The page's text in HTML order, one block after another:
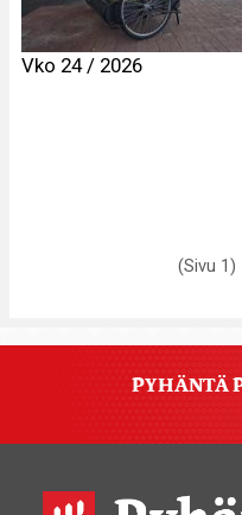
Vko 24 / 2026
(Sivu 1)
PYHÄNTÄ